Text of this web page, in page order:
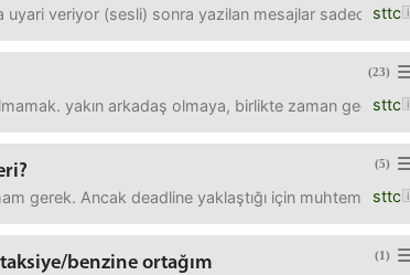
sttc
veriyor (sesli) sonra yazilan mesajlar sadece
(23)
sttc
yakın arkadaş olmaya, birlikte zaman
(5)
sttc
gerek. Ancak deadline yaklaştığı için
(1)
benzine ortağım